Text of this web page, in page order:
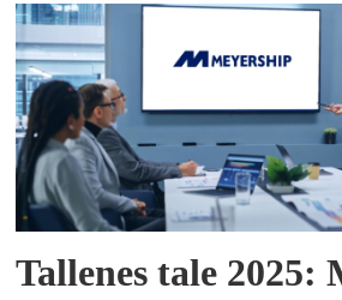
Tallenes tale 2025: